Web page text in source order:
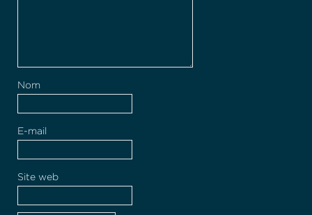
Nom
E-mail
Site web